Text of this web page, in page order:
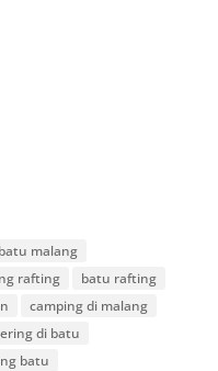
malang
rafting
batu rafting
camping di malang
di batu
batu